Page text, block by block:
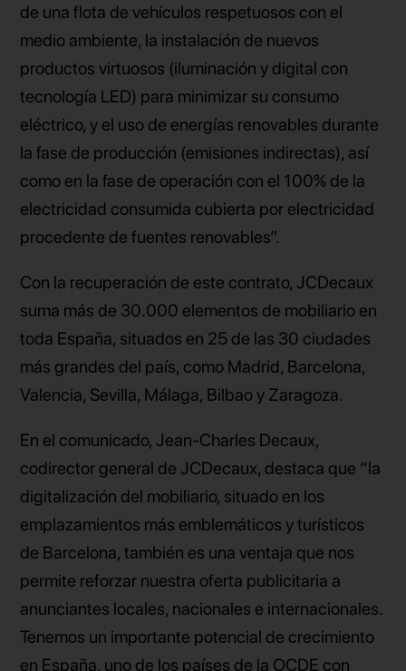
de una flota de vehículos respetuosos con el
medio ambiente, la instalación de nuevos
productos virtuosos (iluminación y digital con
tecnología LED) para minimizar su consumo
eléctrico, y el uso de energías renovables durante
la fase de producción (emisiones indirectas), así
como en la fase de operación con el 100% de la
electricidad consumida cubierta por electricidad
procedente de fuentes renovables”.
Con la recuperación de este contrato, JCDecaux
suma más de 30.000 elementos de mobiliario en
toda España, situados en 25 de las 30 ciudades
más grandes del país, como Madrid, Barcelona,
Valencia, Sevilla, Málaga, Bilbao y Zaragoza.
En el comunicado, Jean-Charles Decaux,
codirector general de JCDecaux, destaca que “la
digitalización del mobiliario, situado en los
emplazamientos más emblemáticos y turísticos
de Barcelona, también es una ventaja que nos
permite reforzar nuestra oferta publicitaria a
anunciantes locales, nacionales e internacionales.
Tenemos un importante potencial de crecimiento
en España, uno de los países de la OCDE con